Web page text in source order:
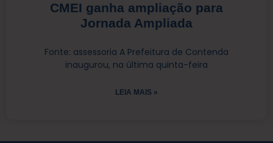
CMEI ganha ampliação para
Jornada Ampliada
Fonte: assessoria A Prefeitura de Contenda
inaugurou, na última quinta-feira
LEIA MAIS »